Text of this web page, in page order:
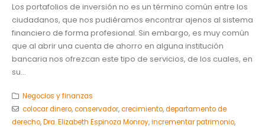
Los portafolios de inversión no es un término común entre los
ciudadanos, que nos pudiéramos encontrar ajenos al sistema
financiero de forma profesional. Sin embargo, es muy común
que al abrir una cuenta de ahorro en alguna institución
bancaria nos ofrezcan este tipo de servicios, de los cuales, en
su...
Negocios y finanzas
colocar dinero,conservador,crecimiento,departamento de
derecho,Dra. Elizabeth Espinoza Monroy,incrementar patrimonio,